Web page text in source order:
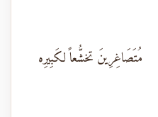
مُتَصَاغِرِينَ تخشُّعاً لكَبِيرِه